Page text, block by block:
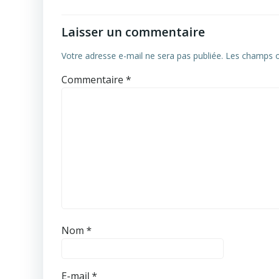
Laisser un commentaire
Votre adresse e-mail ne sera pas publiée. Les champs
Commentaire *
Nom *
E-mail *